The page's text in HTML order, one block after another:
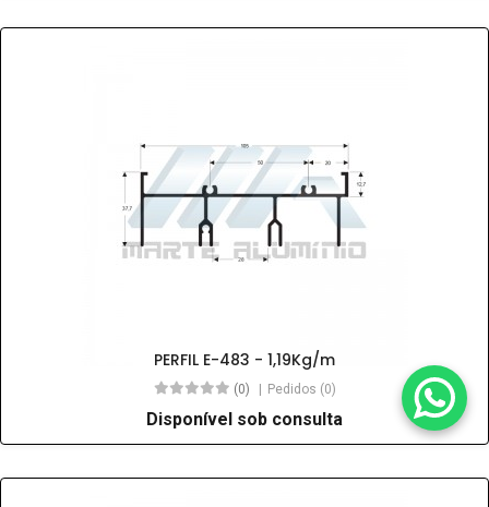
PERFIL E-483 - 1,19Kg/m
(0) Pedidos (0)
Disponível sob consulta